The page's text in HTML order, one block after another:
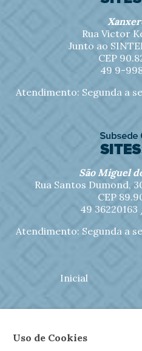
Rua Victor
Junto ao
CEP
49 9-
Atendimento: Segunda a
São Miguel
Rua Santos Dumond,
CEP
49
Atendimento: Segunda a
Inicial
Uso de Cookies